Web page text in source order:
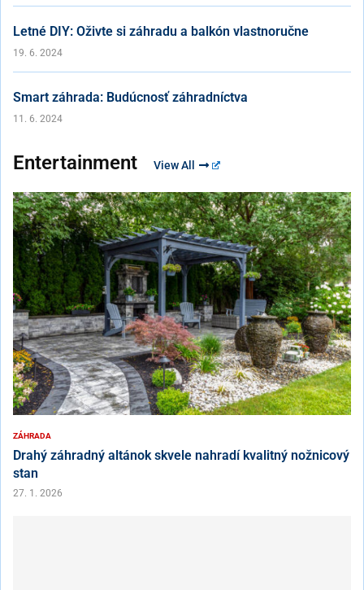
Letné DIY: Oživte si záhradu a balkón vlastnoručne
19. 6. 2024
Smart záhrada: Budúcnosť záhradníctva
11. 6. 2024
Entertainment View All
ZÁHRADA
Drahý záhradný altánok skvele nahradí kvalitný nožnicový
stan
27. 1. 2026